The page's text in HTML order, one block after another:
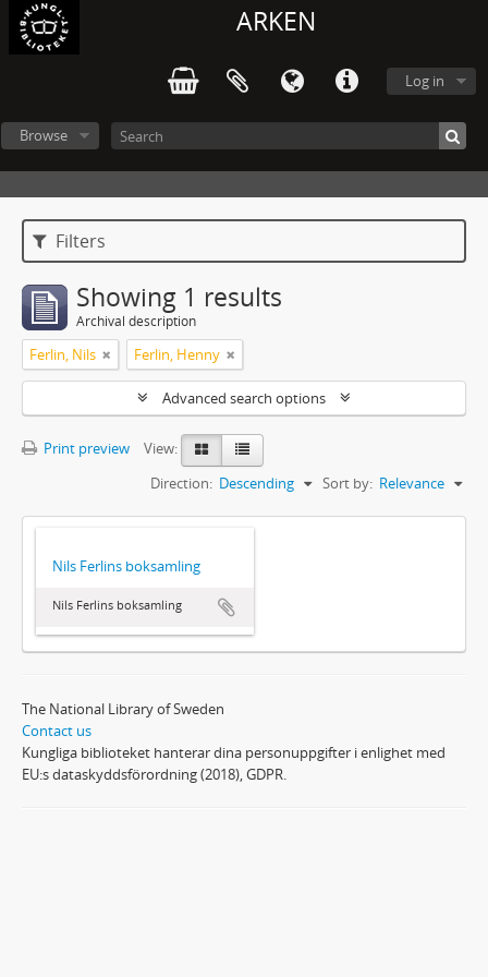
ARKEN
Log in
Browse
Filters
Showing 1 results
Archival description
Ferlin, Nils Ferlin, Henny
Advanced search options
Print preview
View:
Sort by: Relevance
Direction: Descending
Nils Ferlins boksamling
Nils Ferlins boksamling
The National Library of Sweden
Contact us
Kungliga biblioteket hanterar dina personuppgifter i enlighet med
EU:s dataskyddsförordning (2018), GDPR.